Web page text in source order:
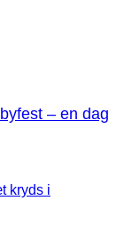
– en dag
kryds i